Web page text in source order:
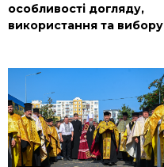
особливості догляду,
використання та вибору